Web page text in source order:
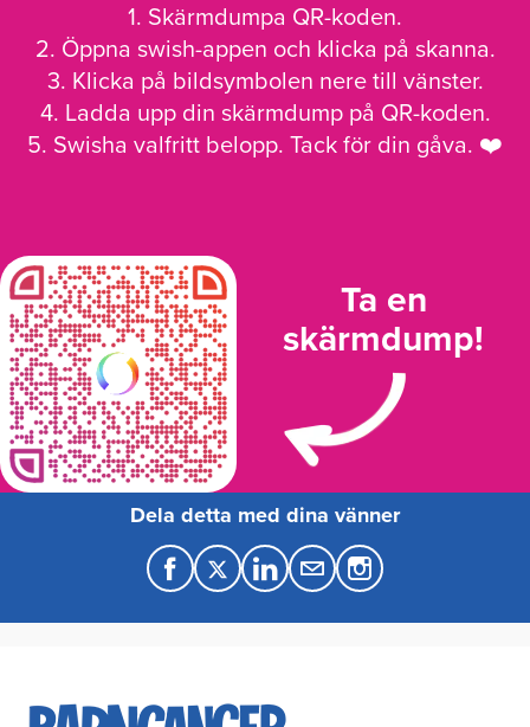
1. Skärmdumpa QR-koden.
2. Öppna swish-appen och klicka på skanna.
3. Klicka på bildsymbolen nere till vänster.
4. Ladda upp din skärmdump på QR-koden.
5. Swisha valfritt belopp. Tack för din gåva. ❤️
Ta en
skärmdump!
Dela detta med dina vänner
F
a
e
T
w
t
L
i
k
M
a